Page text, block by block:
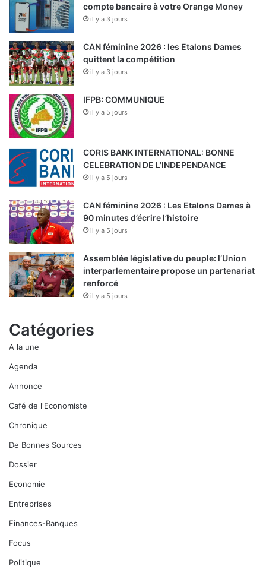
compte bancaire à votre Orange Money
il y a 3 jours
CAN féminine 2026 : les Etalons Dames
quittent la compétition
il y a 3 jours
IFPB: COMMUNIQUE
il y a 5 jours
CORIS BANK INTERNATIONAL: BONNE
CELEBRATION DE L’INDEPENDANCE
il y a 5 jours
CAN féminine 2026 : Les Etalons Dames à
90 minutes d’écrire l’histoire
il y a 5 jours
Assemblée législative du peuple: l’Union
interparlementaire propose un partenariat
renforcé
il y a 5 jours
Catégories
A la une
Agenda
Annonce
Café de l'Economiste
Chronique
De Bonnes Sources
Dossier
Economie
Entreprises
Finances-Banques
Focus
Politique